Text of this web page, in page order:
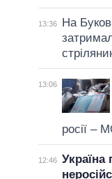
13:36
На
13:06
росії –
12:46 Україна